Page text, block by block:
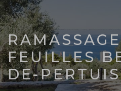
RAMASSAGE DE
FEUILLES
DE-PERTUIS